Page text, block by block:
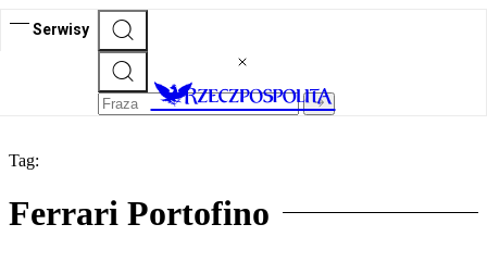
Serwisy
Tag:
Ferrari Portofino